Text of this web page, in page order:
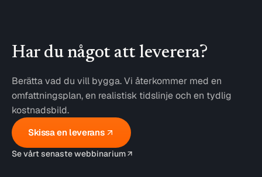
Har du något att leverera?
Berätta vad du vill bygga. Vi återkommer med en
omfattningsplan, en realistisk tidslinje och en tydlig
kostnadsbild.
Skissa en leverans
Se vårt senaste webbinarium